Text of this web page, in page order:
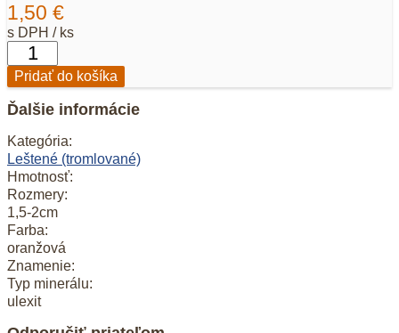
1,50 €
s DPH / ks
množstvo
Prívesok
Ulexit
svetlý
Pridať do košíka
Ďalšie informácie
Kategória:
Leštené (tromlované)
Hmotnosť:
Rozmery:
1,5-2cm
Farba:
oranžová
Znamenie:
Typ minerálu:
ulexit